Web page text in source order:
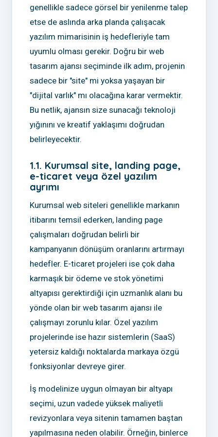
genellikle sadece görsel bir yenilenme talep
etse de aslında arka planda çalışacak
yazılım mimarisinin iş hedefleriyle tam
uyumlu olması gerekir. Doğru bir web
tasarım ajansı seçiminde ilk adım, projenin
sadece bir "site" mi yoksa yaşayan bir
"dijital varlık" mı olacağına karar vermektir.
Bu netlik, ajansın size sunacağı teknoloji
yığınını ve kreatif yaklaşımı doğrudan
belirleyecektir.
1.1. Kurumsal site, landing page,
e-ticaret veya özel yazılım
ayrımı
Kurumsal web siteleri genellikle markanın
itibarını temsil ederken, landing page
çalışmaları doğrudan belirli bir
kampanyanın dönüşüm oranlarını artırmayı
hedefler. E-ticaret projeleri ise çok daha
karmaşık bir ödeme ve stok yönetimi
altyapısı gerektirdiği için uzmanlık alanı bu
yönde olan bir web tasarım ajansı ile
çalışmayı zorunlu kılar. Özel yazılım
projelerinde ise hazır sistemlerin (SaaS)
yetersiz kaldığı noktalarda markaya özgü
fonksiyonlar devreye girer.
İş modelinize uygun olmayan bir altyapı
seçimi, uzun vadede yüksek maliyetli
revizyonlara veya sitenin tamamen baştan
yapılmasına neden olabilir. Örneğin, binlerce